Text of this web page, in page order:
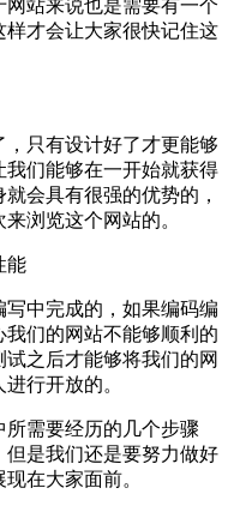
站来说也是需要有一个
才会让大家很快记住这
只有设计好了才更能够
们能够在一开始就获得
会具有很强的优势的，
浏览这个网站的。
能
中完成的，如果编码编
们的网站不能够顺利的
之后才能够将我们的网
行开放的。
需要经历的几个步骤
是我们还是要努力做好
在大家面前。